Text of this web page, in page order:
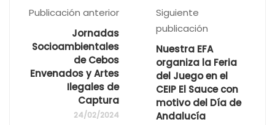
Publicación anterior
Jornadas
Socioambientales
de Cebos
Envenados y Artes
Ilegales de
Captura
24/02/2024
Siguiente
publicación
Nuestra EFA
organiza la Feria
del Juego en el
CEIP El Sauce con
motivo del Día de
Andalucía